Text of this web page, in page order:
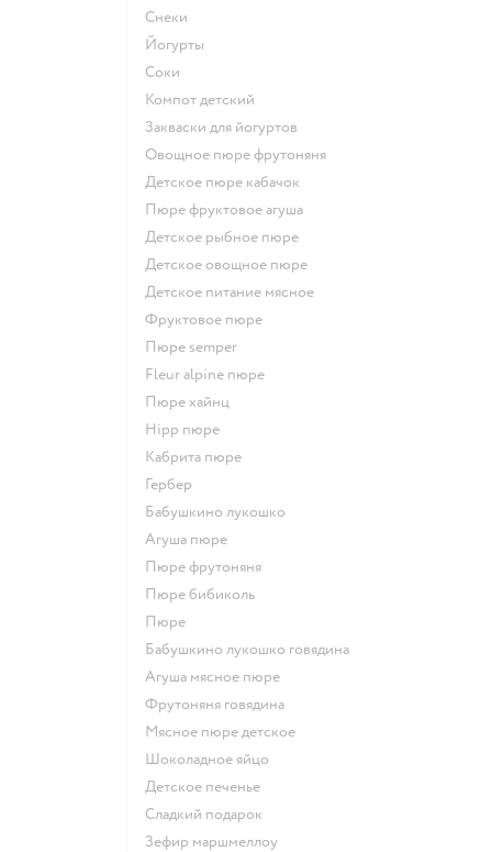
Снеки
йогурты
Соки
компот детский
Закваски для йогуртов
овощное пюре фрутоняня
детское пюре кабачок
пюре фруктовое агуша
детское рыбное пюре
детское овощное пюре
детское питание мясное
фруктовое пюре
пюре semper
fleur alpine пюре
пюре хайнц
hipp пюре
кабрита пюре
гербер
бабушкино лукошко
агуша пюре
пюре фрутоняня
пюре бибиколь
пюре
бабушкино лукошко говядина
агуша мясное пюре
фрутоняня говядина
мясное пюре детское
шоколадное яйцо
детское печенье
сладкий подарок
зефир маршмеллоу